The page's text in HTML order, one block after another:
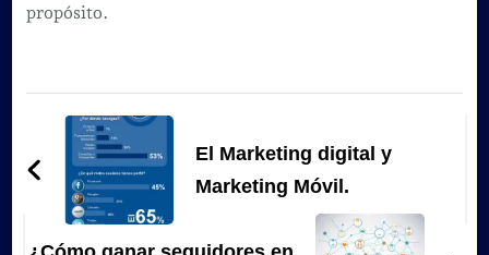
propósito.
Navegación
de
entradas
El Marketing digital y
Marketing Móvil.